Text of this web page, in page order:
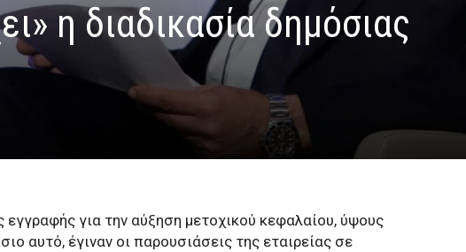
η διαδικασία δημόσιας
εγγραφής για την αύξηση μετοχικού κεφαλαίου, ύψους
αυτό, έγιναν οι παρουσιάσεις της εταιρείας σε